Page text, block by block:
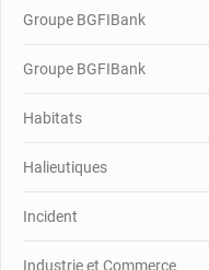
Groupe BGFIBank
Groupe BGFIBank
Habitats
Halieutiques
Incident
Industrie et Commerce